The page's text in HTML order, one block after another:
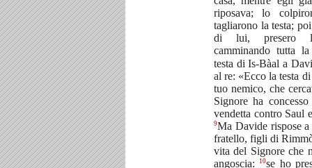
riposava; lo
tagliarono la testa;
di lui, presero
camminando tutta
testa di Is-Bàal a
al re: «Ecco la testa
tuo nemico, che
Signore ha
vendetta contro Saul
9Ma Davide rispose
fratello, figli di
vita del Signore che
angoscia:
10se ho